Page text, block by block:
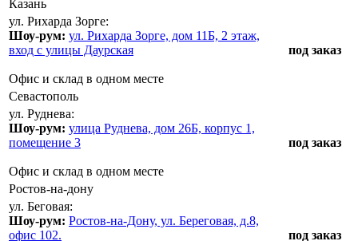
Казань
ул. Рихарда Зорге:
Шоу-рум: ул. Рихарда Зорге, дом 11Б, 2 этаж,
вход с улицы Даурская
Офис и склад в одном месте
под заказ
Севастополь
ул. Руднева:
Шоу-рум: улица Руднева, дом 26Б, корпус 1,
помещение 3
Офис и склад в одном месте
под заказ
Ростов-на-дону
ул. Беговая:
Шоу-рум: Ростов-на-Дону, ул. Береговая, д.8,
офис 102.
под заказ